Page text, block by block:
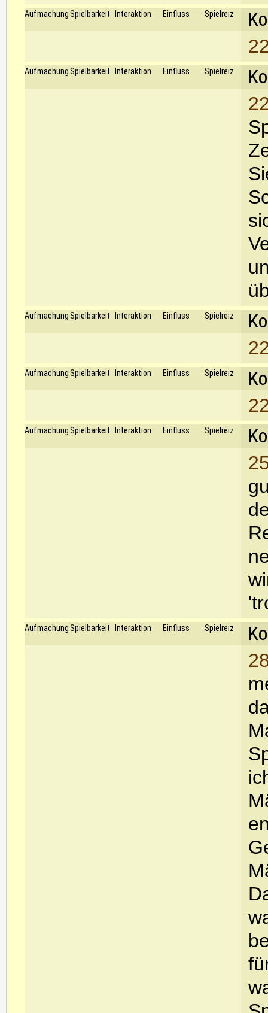
Aufmachung Spielbarkeit Interaktion Einfluss Spielreiz
Aufmachung Spielbarkeit Interaktion Einfluss Spielreiz
Aufmachung Spielbarkeit Interaktion Einfluss Spielreiz
Aufmachung Spielbarkeit Interaktion Einfluss Spielreiz
Aufmachung Spielbarkeit Interaktion Einfluss Spielreiz
Aufmachung Spielbarkeit Interaktion Einfluss Spielreiz